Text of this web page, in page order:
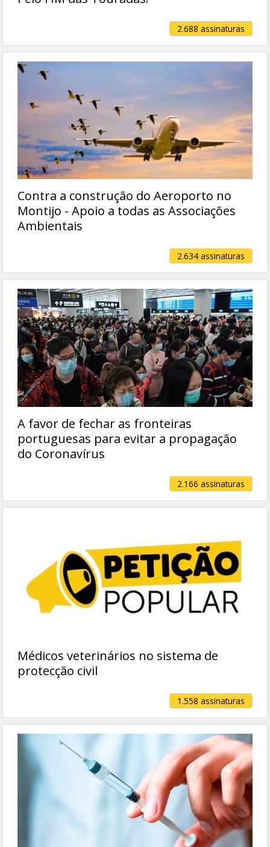
2.688 assinaturas
Contra a construção do Aeroporto no
Montijo - Apoio a todas as Associações
Ambientais
2.634 assinaturas
A favor de fechar as fronteiras
portuguesas para evitar a propagação
do Coronavírus
2.166 assinaturas
Médicos veterinários no sistema de
protecção civil
1.558 assinaturas